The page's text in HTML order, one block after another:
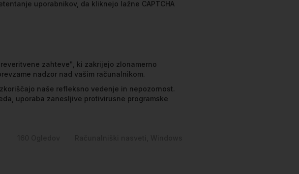
uporabnikov, da kliknejo lažne CAPTCHA
zahteve", ki zakrijejo zlonamerno
nadzor nad vašim računalnikom.
naše refleksno vedenje in nepozornost.
uporaba zanesljive protivirusne programske